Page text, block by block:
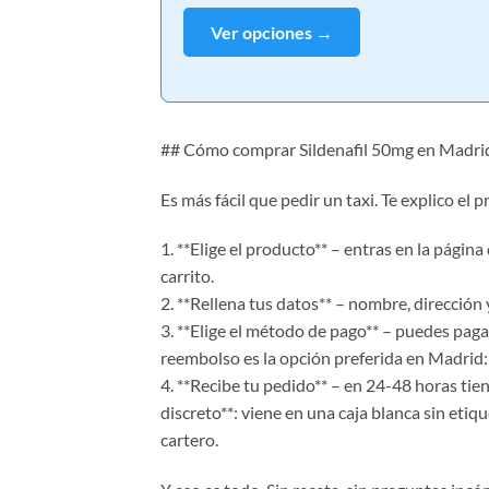
Ver opciones →
## Cómo comprar Sildenafil 50mg en
Es más fácil que pedir un taxi. Te explico el
1. **Elige el producto** – entras en la
carrito.
2. **Rellena tus datos** – nombre,
3. **Elige el método de pago** – puedes
reembolso es la opción preferida en
4. **Recibe tu pedido** – en 24-48 horas
discreto**: viene en una caja blanca sin
cartero.